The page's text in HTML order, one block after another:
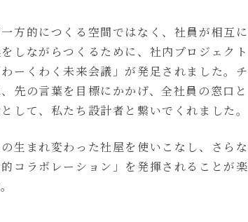
方的につくる空間ではなく、社員が相互に
しながらつくるために、社内プロジェクト
ーくわく未来会議」が発足されました。チ
先の言葉を目標にかかげ、全社員の窓口と
して、私たち設計者と繋いでくれました。
生まれ変わった社屋を使いこなし、さらな
コラボレーション」を発揮されることが楽